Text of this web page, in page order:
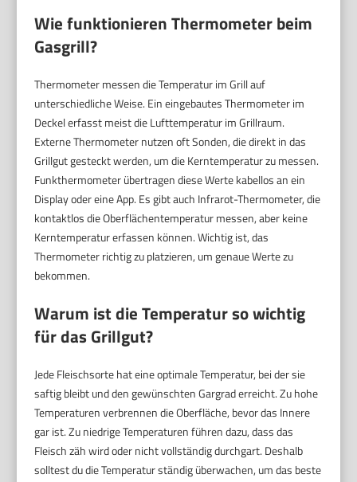
Wie funktionieren Thermometer beim
Gasgrill?
Thermometer messen die Temperatur im Grill auf
unterschiedliche Weise. Ein eingebautes Thermometer im
Deckel erfasst meist die Lufttemperatur im Grillraum.
Externe Thermometer nutzen oft Sonden, die direkt in das
Grillgut gesteckt werden, um die Kerntemperatur zu messen.
Funkthermometer übertragen diese Werte kabellos an ein
Display oder eine App. Es gibt auch Infrarot-Thermometer, die
kontaktlos die Oberflächentemperatur messen, aber keine
Kerntemperatur erfassen können. Wichtig ist, das
Thermometer richtig zu platzieren, um genaue Werte zu
bekommen.
Warum ist die Temperatur so wichtig
für das Grillgut?
Jede Fleischsorte hat eine optimale Temperatur, bei der sie
saftig bleibt und den gewünschten Gargrad erreicht. Zu hohe
Temperaturen verbrennen die Oberfläche, bevor das Innere
gar ist. Zu niedrige Temperaturen führen dazu, dass das
Fleisch zäh wird oder nicht vollständig durchgart. Deshalb
solltest du die Temperatur ständig überwachen, um das beste